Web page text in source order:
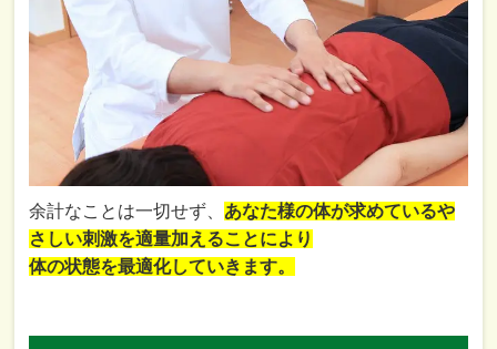
余計なことは一切せず、 あなた様の体が求めているや
さしい刺激を適量加えることにより
体の状態を最適化していきます。